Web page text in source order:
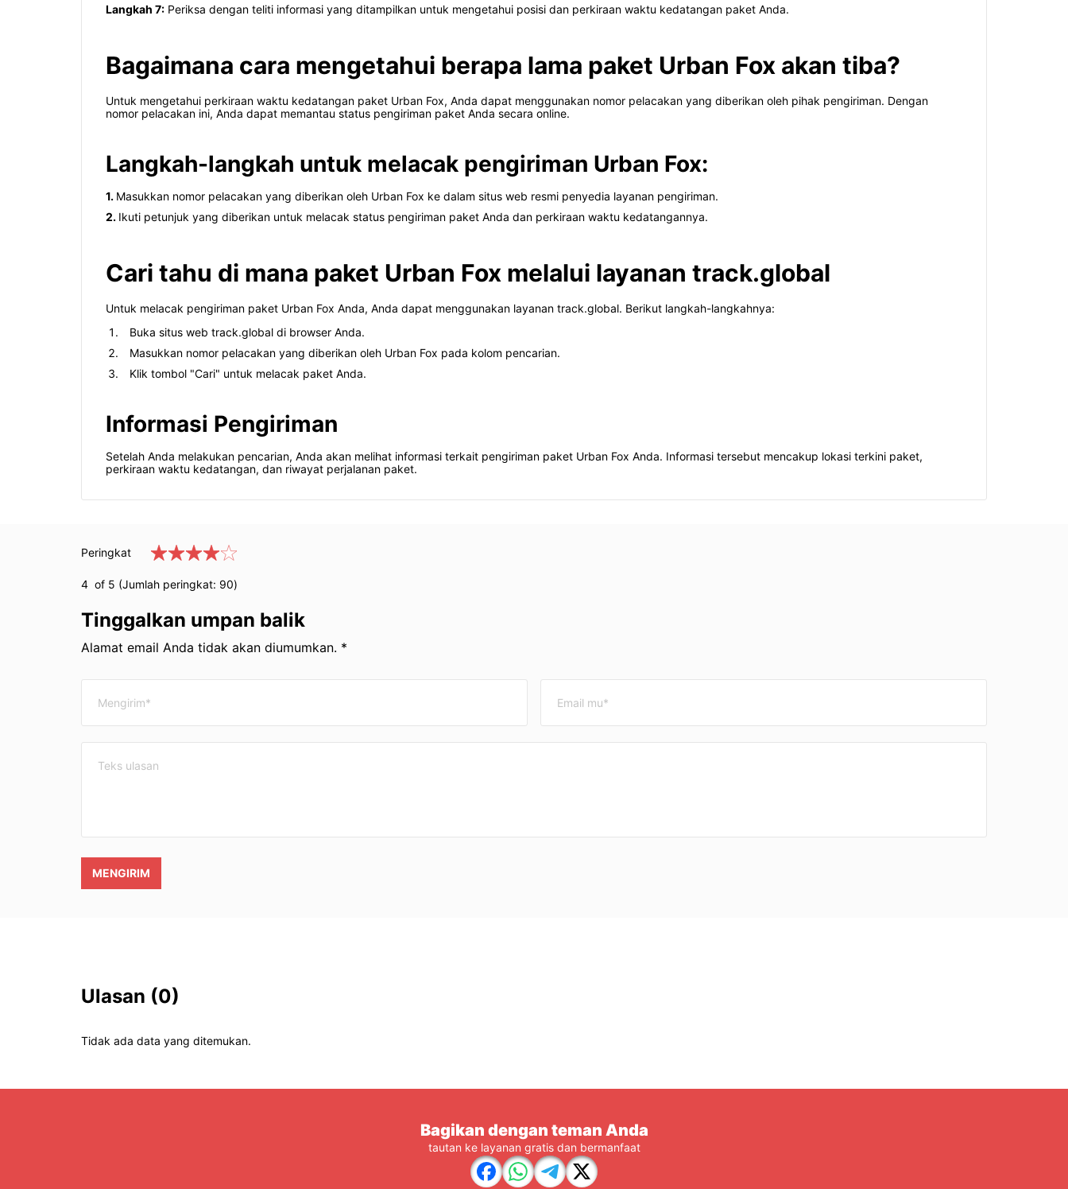
Langkah 7: Periksa dengan teliti informasi yang ditampilkan untuk mengetahui posisi dan perkiraan waktu kedatangan paket Anda.
Bagaimana cara mengetahui berapa lama paket Urban Fox akan tiba?
Untuk mengetahui perkiraan waktu kedatangan paket Urban Fox, Anda dapat menggunakan nomor pelacakan yang diberikan oleh pihak pengiriman. Dengan
nomor pelacakan ini, Anda dapat memantau status pengiriman paket Anda secara online.
Langkah-langkah untuk melacak pengiriman Urban Fox:
1. Masukkan nomor pelacakan yang diberikan oleh Urban Fox ke dalam situs web resmi penyedia layanan pengiriman.
2. Ikuti petunjuk yang diberikan untuk melacak status pengiriman paket Anda dan perkiraan waktu kedatangannya.
Cari tahu di mana paket Urban Fox melalui layanan track.global
Untuk melacak pengiriman paket Urban Fox Anda, Anda dapat menggunakan layanan track.global. Berikut langkah-langkahnya:
Buka situs web track.global di browser Anda.
Masukkan nomor pelacakan yang diberikan oleh Urban Fox pada kolom pencarian.
Klik tombol "Cari" untuk melacak paket Anda.
Informasi Pengiriman
Setelah Anda melakukan pencarian, Anda akan melihat informasi terkait pengiriman paket Urban Fox Anda. Informasi tersebut mencakup lokasi terkini paket,
perkiraan waktu kedatangan, dan riwayat perjalanan paket.
Peringkat
4 of 5 (Jumlah peringkat: 90)
Tinggalkan umpan balik
Alamat email Anda tidak akan diumumkan. *
MENGIRIM
Ulasan (0)
Tidak ada data yang ditemukan.
Bagikan dengan teman Anda
tautan ke layanan gratis dan bermanfaat